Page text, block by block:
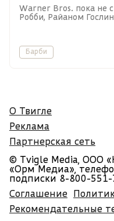
Warner Bros. пока не
Робби, Райаном
Барби
О Твигле
Реклама
Партнерская сеть
© Tvigle Media, ООО
«Орм Медиа»,
подписки 8-800-
Соглашение
Рекомендательные